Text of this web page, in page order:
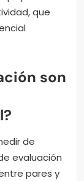
que
son
de
evaluación
pares y